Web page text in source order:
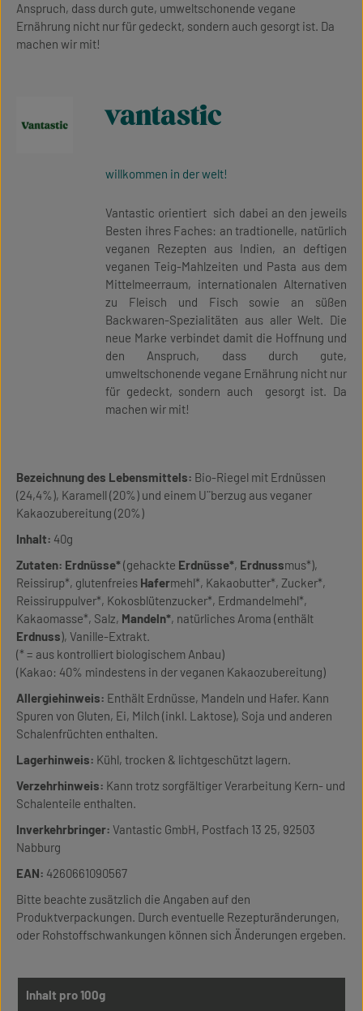
Anspruch, dass durch gute, umweltschonende vegane
Ernährung nicht nur für gedeckt, sondern auch gesorgt ist. Da
machen wir mit!
vantastic
willkommen in der welt!
Vantastic orientiert sich dabei an den jeweils
Besten ihres Faches: an tradtionelle, natürlich
veganen Rezepten aus Indien, an deftigen
veganen Teig-Mahlzeiten und Pasta aus dem
Mittelmeerraum, internationalen Alternativen
zu Fleisch und Fisch sowie an süßen
Backwaren-Spezialitäten aus aller Welt. Die
neue Marke verbindet damit die Hoffnung und
den Anspruch, dass durch gute,
umweltschonende vegane Ernährung nicht nur
für gedeckt, sondern auch gesorgt ist. Da
machen wir mit!
Bezeichnung des Lebensmittels: Bio-Riegel mit Erdnüssen
(24,4%), Karamell (20%) und einem U¨berzug aus veganer
Kakaozubereitung (20%)
Inhalt: 40g
Zutaten: Erdnüsse*(gehackte Erdnüsse*, Erdnussmus*),
Reissirup*, glutenfreies Hafermehl*, Kakaobutter*, Zucker*,
Reissiruppulver*, Kokosblütenzucker*, Erdmandelmehl*,
Kakaomasse*, Salz, Mandeln*, natürliches Aroma (enthält
Erdnuss), Vanille-Extrakt.
(* = aus kontrolliert biologischem Anbau)
(Kakao: 40% mindestens in der veganen Kakaozubereitung)
Allergiehinweis: Enthält Erdnüsse, Mandeln und Hafer. Kann
Spuren von Gluten, Ei, Milch (inkl. Laktose), Soja und anderen
Schalenfrüchten enthalten.
Lagerhinweis: Kühl, trocken & lichtgeschützt lagern.
Verzehrhinweis: Kann trotz sorgfältiger Verarbeitung Kern- und
Schalenteile enthalten.
Inverkehrbringer: Vantastic GmbH, Postfach 13 25, 92503
Nabburg
EAN: 4260661090567
Bitte beachte zusätzlich die Angaben auf den
Produktverpackungen. Durch eventuelle Rezepturänderungen,
oder Rohstoffschwankungen können sich Änderungen ergeben.
Inhalt pro 100g